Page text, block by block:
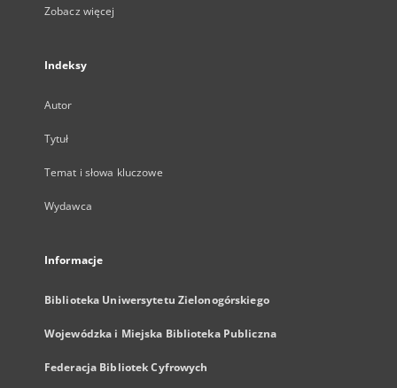
Zobacz więcej
Indeksy
Autor
Tytuł
Temat i słowa kluczowe
Wydawca
Informacje
Biblioteka Uniwersytetu Zielonogórskiego
Wojewódzka i Miejska Biblioteka Publiczna
Federacja Bibliotek Cyfrowych